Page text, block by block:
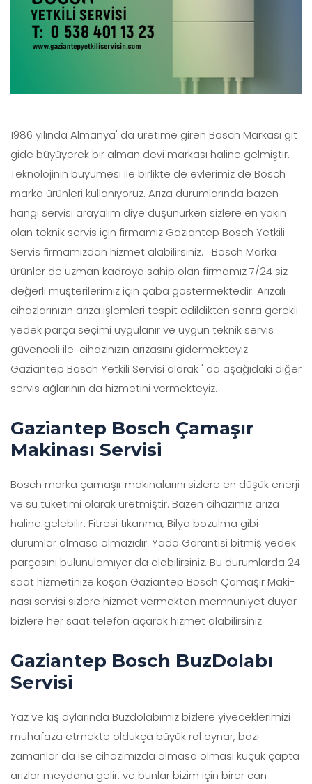
1986 yılında Almanya' da üretime giren Bosch Markası git
gide büyüyerek bir alman devi markası haline gelmiştir.
Teknolojinin büyümesi ile birlikte de evlerimiz de Bosch
marka ürünleri kullanıyoruz. Arıza durumlarında bazen
hangi servisi arayalım diye düşünürken sizlere en yakın
olan teknik servis için firmamız Gaziantep Bosch Yetkili
Servis firmamızdan hizmet alabilirsiniz. Bosch Marka
ürünler de uzman kadroya sahip olan firmamız 7/24 siz
değerli müşterilerimiz için çaba göstermektedir. Arızalı
cihazlarınızın arıza işlemleri tespit edildikten sonra gerekli
yedek parça seçimi uygulanır ve uygun teknik servis
güvenceli ile cihazınızın arızasını gidermekteyiz.
Gaziantep Bosch Yetkili Servisi olarak ' da aşağıdaki diğer
servis ağlarının da hizmetini vermekteyiz.
Gaziantep Bosch Çamaşır
Makinası Servisi
Bosch marka çamaşır makinalarını sizlere en düşük enerji
ve su tüketimi olarak üretmiştir. Bazen cihazımız arıza
haline gelebilir. Fitresi tıkanma, Bilya bozulma gibi
durumlar olmasa olmazıdır. Yada Garantisi bitmiş yedek
parçasını bulunulamıyor da olabilirsiniz. Bu durumlarda 24
saat hizmetinize koşan Gaziantep Bosch Çamaşır Maki-
nası servisi sizlere hizmet vermekten memnuniyet duyar
bizlere her saat telefon açarak hizmet alabilirsiniz.
Gaziantep Bosch BuzDolabı
Servisi
Yaz ve kış aylarında Buzdolabımız bizlere yiyeceklerimizi
muhafaza etmekte oldukça büyük rol oynar, bazı
zamanlar da ise cihazımızda olmasa olması küçük çapta
arızlar meydana gelir. ve bunlar bizim için birer can